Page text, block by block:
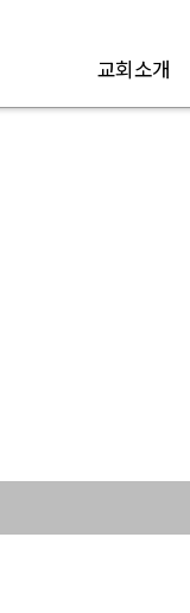
교회소개